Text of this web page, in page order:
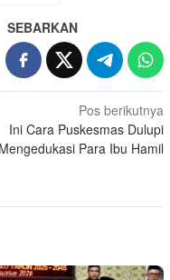
SEBARKAN
Pos berikutnya
Ini Cara Puskesmas Dulupi
Mengedukasi Para Ibu Hamil